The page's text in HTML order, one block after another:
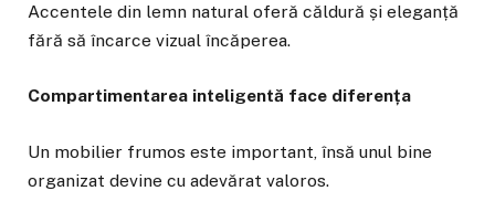
Accentele din lemn natural oferă căldură și eleganță
fără să încarce vizual încăperea.
Compartimentarea inteligentă face diferența
Un mobilier frumos este important, însă unul bine
organizat devine cu adevărat valoros.